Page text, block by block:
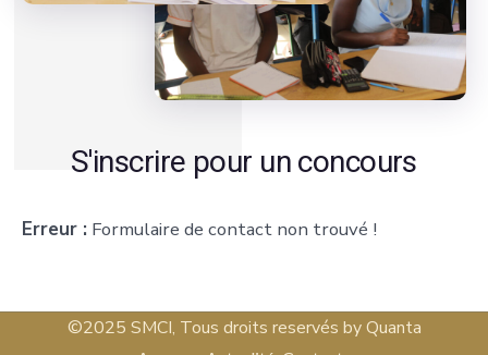
S'inscrire pour un concours
Erreur : Formulaire de contact non trouvé !
©2025 SMCI, Tous droits reservés by Quanta